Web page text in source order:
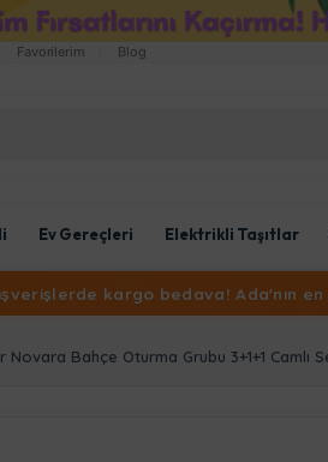
Favorilerim Blog
Ev Gereçleri Elektrikli Taşıtlar
kargo bedava! Ada'nın
Novara Bahçe Oturma Grubu 3+1+1 Camlı